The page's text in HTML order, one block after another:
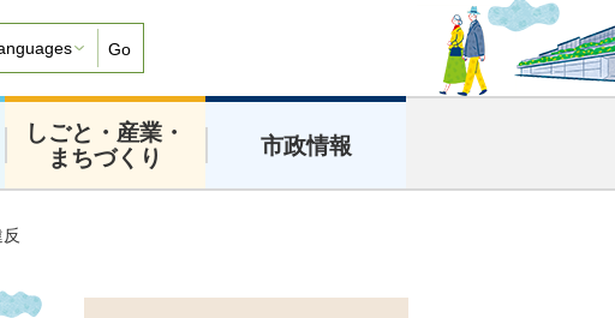
Go
しごと・産業・
まちづくり
市政情報